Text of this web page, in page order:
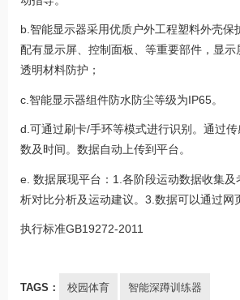
b.智能显示器采用优质户外工程塑料外壳保
配有显示屏、控制面板、等重要部件，显
透明材料防护；
c.智能显示器组件防水防尘等级为IP65。
d.可通过刷卡/手环等模式进行识别。通过
数及时间。数据自动上传到平台。
e. 数据展现平台：1.各阶段运动数据收集
析对比分析及运动建议。3.数据可以通过网
执行标准GB19272-2011
TAGS： 校园体育 智能深蹲训练器